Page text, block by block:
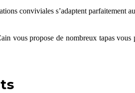
conviviales s’adaptent parfaitement
vous propose de nombreux tapas